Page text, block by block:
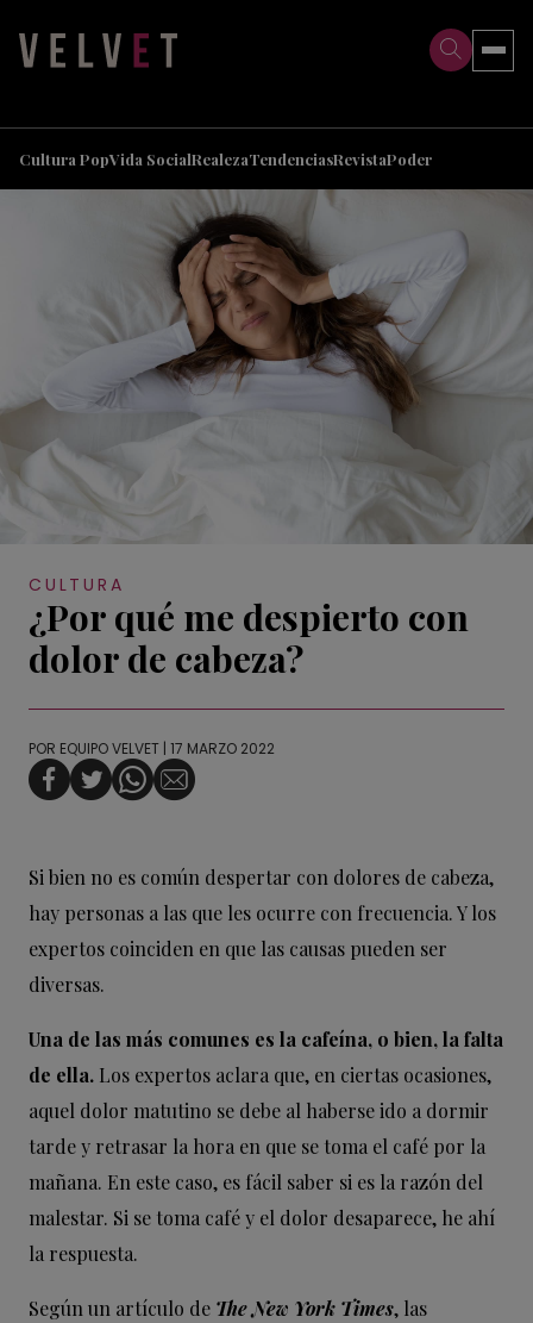
Cultura PopVida SocialRealezaTendenciasRevistaPoder
CULTURA
¿Por qué me despierto con
dolor de cabeza?
POR EQUIPO VELVET | 17 MARZO 2022
Si bien no es común despertar con dolores de cabeza,
hay personas a las que les ocurre con frecuencia. Y los
expertos coinciden en que las causas pueden ser
diversas.
Una de las más comunes es la cafeína, o bien, la falta
de ella. Los expertos aclara que, en ciertas ocasiones,
aquel dolor matutino se debe al haberse ido a dormir
tarde y retrasar la hora en que se toma el café por la
mañana. En este caso, es fácil saber si es la razón del
malestar. Si se toma café y el dolor desaparece, he ahí
la respuesta.
Según un artículo de The New York Times, las